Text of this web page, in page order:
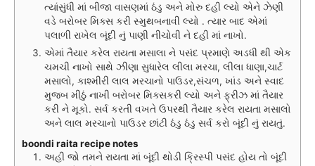
ત્યાંસુંધી માં બીજા વાસણમાં ઠંડુ અને મોરુ દહી લ્યો એને ઝેણી
વડે બરોબર મિક્સ કરી સ્મુથબનાવી લ્યો . ત્યાર બાદ એમાં
પલાળી રાખેલ બૂંદી નું પાણી નીચોવી ને દહી માં નાખો.
એમાં તૈયાર કરેલ રાયતા મસાલા ને પસંદ પ્રમાણે અડધી થી એક
ચમચી નાખો સાથે ઝીણા સુધારેલ લીલા મરચા, લીલા ધાણા,ચાર્ટ
મસાલો, કાશ્મીરી લાલ મરચાનો પાઉડર,સંચળ, ખાંડ અને સ્વાદ
મુજબ મીઠું નાખી બરોબર મિક્સકરી લ્યો અને ફ્રીઝ માં તૈયાર
કરી ને મૂકો. સર્વ કરતી વખતે ઉપરથી તૈયાર કરેલ રાયતા મસાલો
અને લાલ મરચાનો પાઉડર છાંટી ઠંડુ ઠંડુ સર્વ કરો બૂંદી નું રાયતું.
boondi raita recipe notes
અહી જો તમને રાયતા માં બૂંદી થોડી ક્રિસ્પી પસંદ હોય તો બૂંદી